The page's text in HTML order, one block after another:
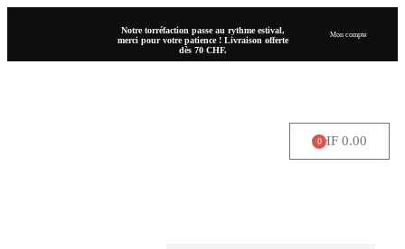
Notre torréfaction passe au rythme estival,
merci pour votre patience ! Livraison offerte
dès 70 CHF.
Mon compte
CHF 0.00
0